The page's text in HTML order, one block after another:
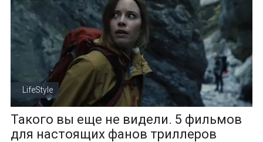
LifeStyle
Такого вы еще не видели. 5 фильмов
для настоящих фанов триллеров